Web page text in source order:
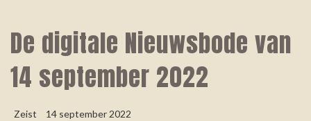
De digitale Nieuwsbode van
14 september 2022
Zeist 14 september 2022